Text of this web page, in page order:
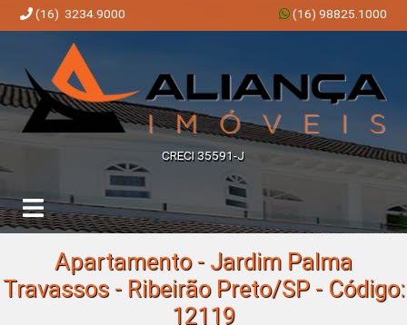
(16) 3234.9000 (16) 98825.1000
CRECI 35591-J
Apartamento - Jardim Palma
Travassos - Ribeirão Preto/SP - Código:
12119